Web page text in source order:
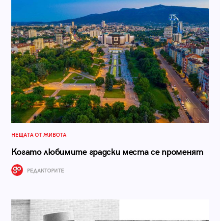
НЕЩАТА ОТ ЖИВОТА
Когато любимите градски места се променят
РЕДАКТОРИТЕ